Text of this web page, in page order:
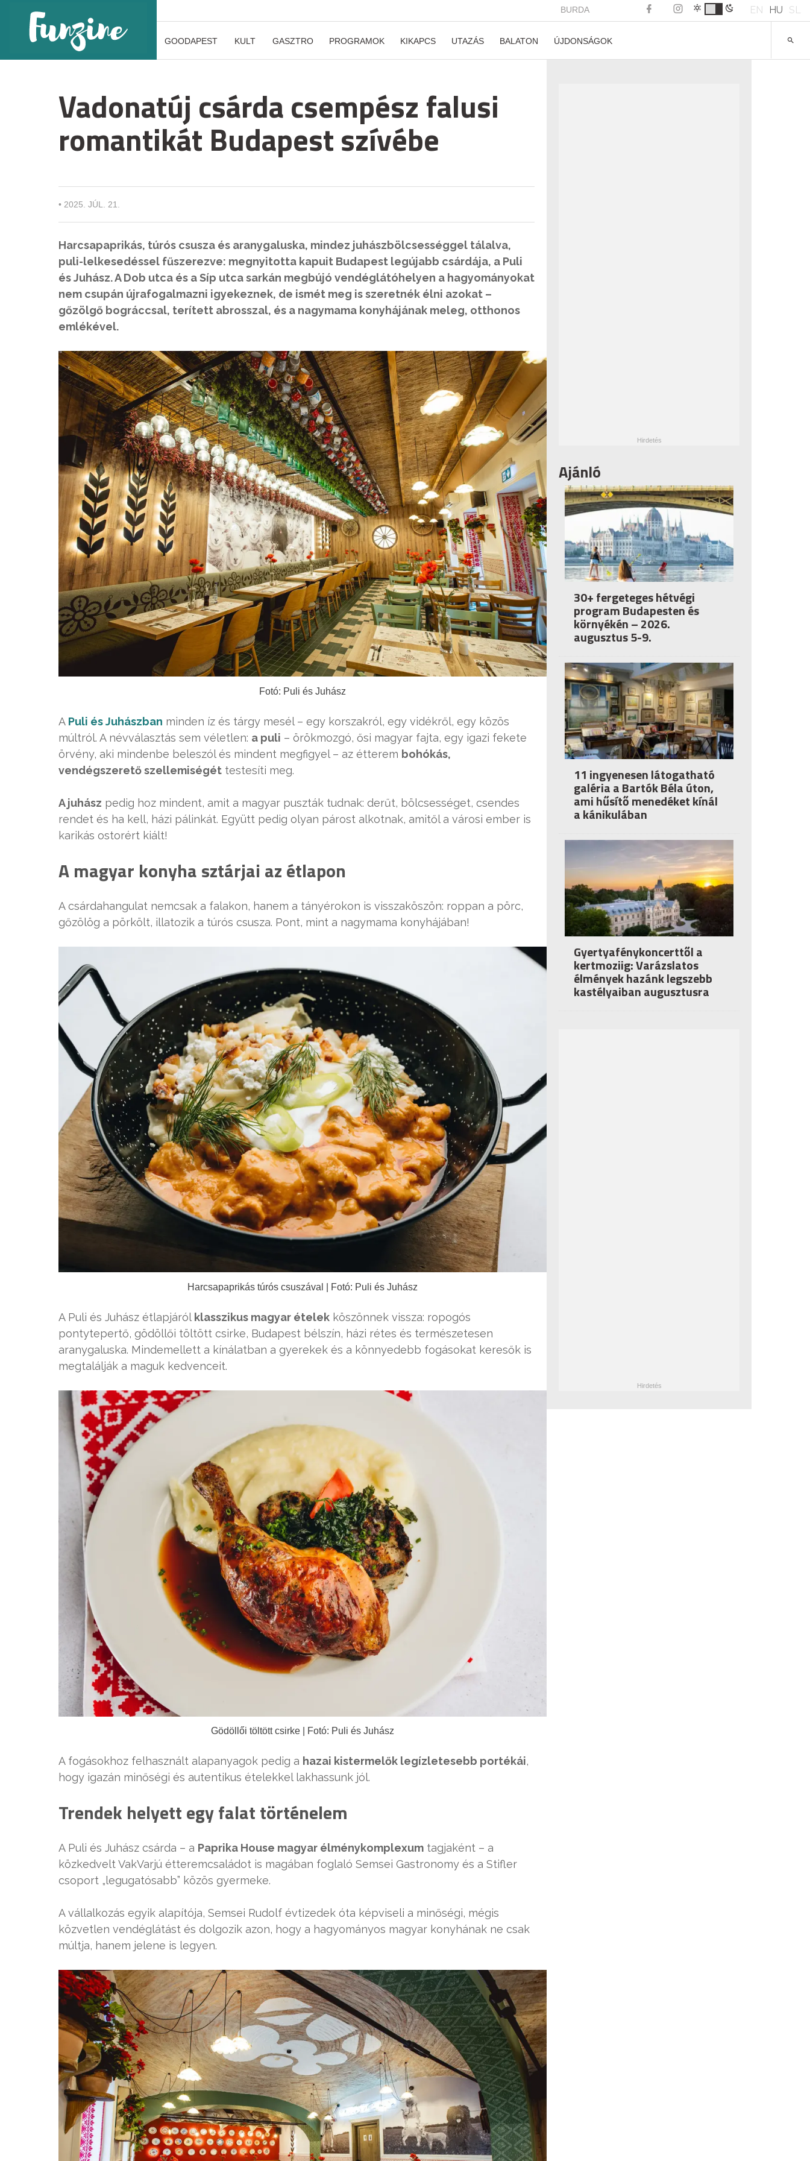
BURDA EN HU SL
GOODAPEST KULT GASZTRO PROGRAMOK KIKAPCS UTAZÁS BALATON ÚJDONSÁGOK
Vadonatúj csárda csempész falusi
romantikát Budapest szívébe
• 2025. JÚL. 21.
Harcsapaprikás, túrós csusza és aranygaluska, mindez juhászbölcsességgel tálalva,
puli-lelkesedéssel fűszerezve: megnyitotta kapuit Budapest legújabb csárdája, a Puli
és Juhász. A Dob utca és a Síp utca sarkán megbújó vendéglátóhelyen a hagyományokat
nem csupán újrafogalmazni igyekeznek, de ismét meg is szeretnék élni azokat –
gőzölgő bográccsal, terített abrosszal, és a nagymama konyhájának meleg, otthonos
emlékével.
Fotó: Puli és Juhász
A Puli és Juhászban minden íz és tárgy mesél – egy korszakról, egy vidékről, egy közös
múltról. A névválasztás sem véletlen: a puli – örökmozgó, ősi magyar fajta, egy igazi fekete
örvény, aki mindenbe beleszól és mindent megfigyel – az étterem bohókás,
vendégszerető szellemiségét testesíti meg.
A juhász pedig hoz mindent, amit a magyar puszták tudnak: derűt, bölcsességet, csendes
rendet és ha kell, házi pálinkát. Együtt pedig olyan párost alkotnak, amitől a városi ember is
karikás ostorért kiált!
A magyar konyha sztárjai az étlapon
A csárdahangulat nemcsak a falakon, hanem a tányérokon is visszaköszön: roppan a pörc,
gőzölög a pörkölt, illatozik a túrós csusza. Pont, mint a nagymama konyhájában!
Harcsapaprikás túrós csuszával | Fotó: Puli és Juhász
A Puli és Juhász étlapjáról klasszikus magyar ételek köszönnek vissza: ropogós
pontytepertő, gödöllői töltött csirke, Budapest bélszín, házi rétes és természetesen
aranygaluska. Mindemellett a kínálatban a gyerekek és a könnyedebb fogásokat keresők is
megtalálják a maguk kedvenceit.
Gödöllői töltött csirke | Fotó: Puli és Juhász
A fogásokhoz felhasznált alapanyagok pedig a hazai kistermelők legízletesebb portékái,
hogy igazán minőségi és autentikus ételekkel lakhassunk jól.
Trendek helyett egy falat történelem
A Puli és Juhász csárda – a Paprika House magyar élménykomplexum tagjaként – a
közkedvelt VakVarjú étteremcsaládot is magában foglaló Semsei Gastronomy és a Stifler
csoport „legugatósabb” közös gyermeke.
A vállalkozás egyik alapítója, Semsei Rudolf évtizedek óta képviseli a minőségi, mégis
közvetlen vendéglátást és dolgozik azon, hogy a hagyományos magyar konyhának ne csak
múltja, hanem jelene is legyen.
Ajánló
30+ fergeteges hétvégi
program Budapesten és
környékén – 2026.
augusztus 5-9.
11 ingyenesen látogatható
galéria a Bartók Béla úton,
ami hűsítő menedéket kínál
a kánikulában
Gyertyafénykoncerttől a
kertmoziig: Varázslatos
élmények hazánk legszebb
kastélyaiban augusztusra